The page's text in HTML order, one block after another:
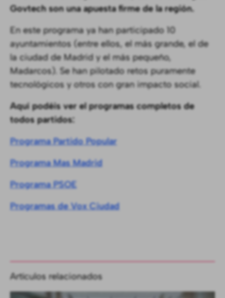
Govtech son una apuesta firme de la región.
En este programa ya han participado 10
ayuntamientos (entre ellos, el más grande, el de
la ciudad de Madrid y el más pequeño,
Madarcos). Se han pilotado retos puramente
tecnológicos y otros con gran impacto social.
Aquí podéis ver el programas completos de
todos partidos:
Programa Partido Popular
Programa Mas Madrid
Programa PSOE
Programas de Vox Ciudad
Artículos relacionados